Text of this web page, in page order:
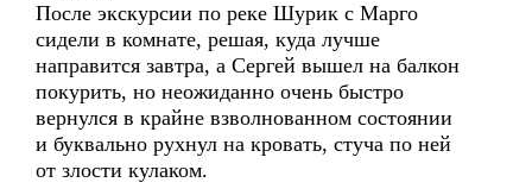
После экскурсии по реке Шурик с Марго
сидели в комнате, решая, куда лучше
направится завтра, а Сергей вышел на балкон
покурить, но неожиданно очень быстро
вернулся в крайне взволнованном состоянии
и буквально рухнул на кровать, стуча по ней
от злости кулаком.